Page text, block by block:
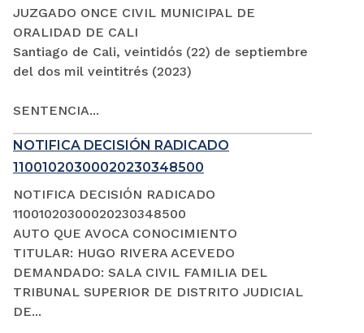
JUZGADO ONCE CIVIL MUNICIPAL DE
ORALIDAD DE CALI
Santiago de Cali, veintidós (22) de septiembre
del dos mil veintitrés (2023)
SENTENCIA...
NOTIFICA DECISIÓN RADICADO
11001020300020230348500
NOTIFICA DECISIÓN RADICADO
11001020300020230348500
AUTO QUE AVOCA CONOCIMIENTO
TITULAR: HUGO RIVERA ACEVEDO
DEMANDADO: SALA CIVIL FAMILIA DEL
TRIBUNAL SUPERIOR DE DISTRITO JUDICIAL
DE...